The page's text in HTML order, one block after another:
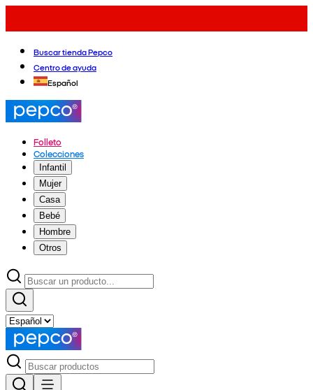
Buscar tienda Pepco
Centro de ayuda
Español
Folleto
Colecciones
Infantil
Mujer
Casa
Bebé
Hombre
Otros